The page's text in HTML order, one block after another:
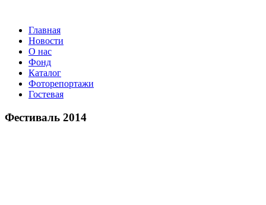
Главная
Новости
О нас
Фонд
Каталог
Фоторепортажи
Гостевая
Фестиваль 2014